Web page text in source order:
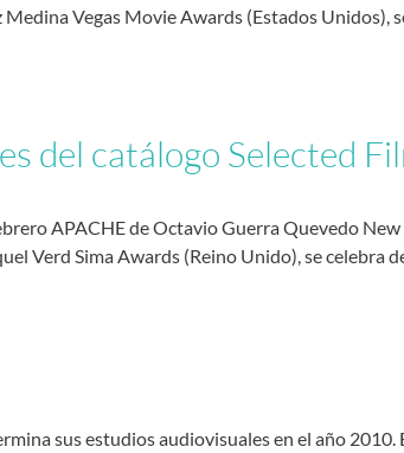
Vegas Movie Awards (Estados Unidos),
del catálogo Selected
APACHE de Octavio Guerra Quevedo
Verd Sima Awards (Reino Unido), se celebra
sus estudios audiovisuales en el año